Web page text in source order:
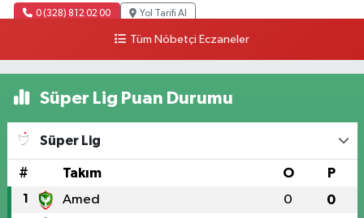
0 (328) 812 02 00 Yol Tarifi Al
Tüm Nöbetçi Eczaneler
Süper Lig Puan Durumu
Süper Lig
# Takım O P
1 Amed 0 0